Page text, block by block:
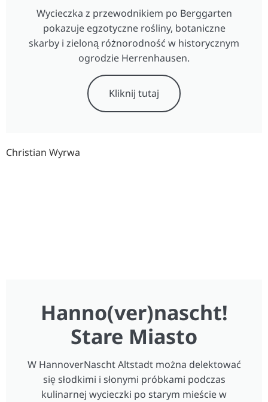
Wycieczka z przewodnikiem po Berggarten
pokazuje egzotyczne rośliny, botaniczne
skarby i zieloną różnorodność w historycznym
ogrodzie Herrenhausen.
Kliknij tutaj
Christian Wyrwa
Hanno(ver)nascht!
Stare Miasto
W HannoverNascht Altstadt można delektować
się słodkimi i słonymi próbkami podczas
kulinarnej wycieczki po starym mieście w